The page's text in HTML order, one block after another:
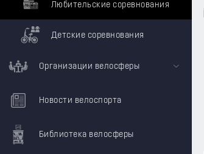
Любительские соревнования
Детские соревнования
Организации велосферы
Новости велоспорта
Библиотека велосферы